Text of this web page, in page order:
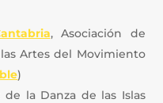
, Asociación de
Artes del Movimiento
)
de la Danza de las Islas